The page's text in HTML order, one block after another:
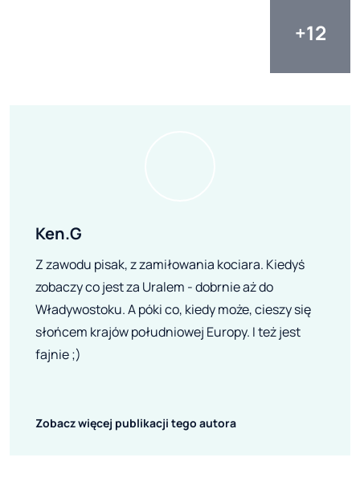
Ken.G
Z zawodu pisak, z zamiłowania kociara. Kiedyś
zobaczy co jest za Uralem - dobrnie aż do
Władywostoku. A póki co, kiedy może, cieszy się
słońcem krajów południowej Europy. I też jest
fajnie ;)
Zobacz więcej publikacji tego autora